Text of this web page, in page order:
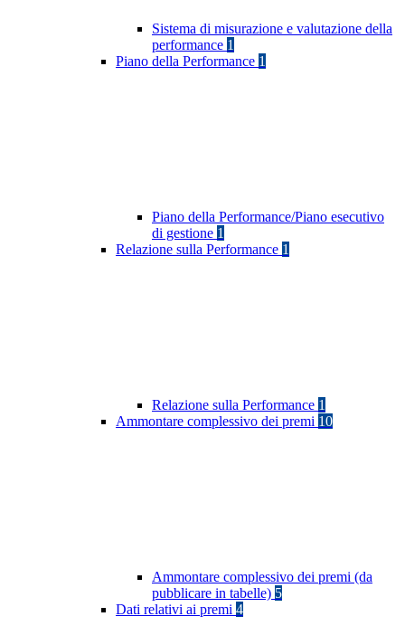
Sistema di misurazione e valutazione della
performance 1
Piano della Performance 1
Piano della Performance/Piano esecutivo
di gestione 1
Relazione sulla Performance 1
Relazione sulla Performance 1
Ammontare complessivo dei premi 10
Ammontare complessivo dei premi (da
pubblicare in tabelle) 5
Dati relativi ai premi 4